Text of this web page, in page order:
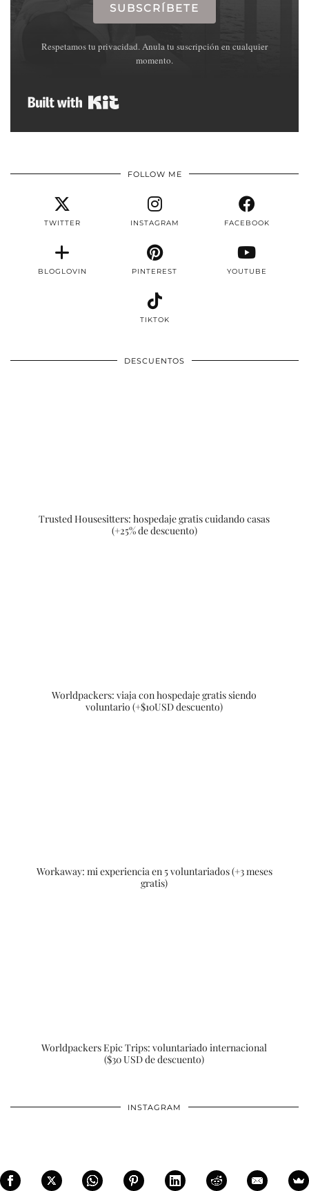
SUBSCRÍBETE
Respetamos tu privacidad. Anula tu suscripción en cualquier
momento.
FOLLOW ME
TWITTER INSTAGRAM FACEBOOK
BLOGLOVIN PINTEREST YOUTUBE
TIKTOK
DESCUENTOS
Trusted Housesitters: hospedaje gratis cuidando casas
(+25% de descuento)
Worldpackers: viaja con hospedaje gratis siendo
voluntario (+$10USD descuento)
Workaway: mi experiencia en 5 voluntariados (+3 meses
gratis)
Worldpackers Epic Trips: voluntariado internacional
($30 USD de descuento)
INSTAGRAM